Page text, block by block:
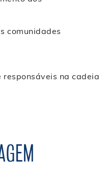
comunidades
na cadeia